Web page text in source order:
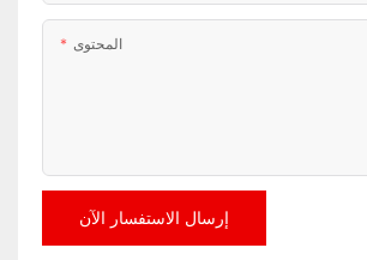
المحتوى
إرسال الاستفسار الآن